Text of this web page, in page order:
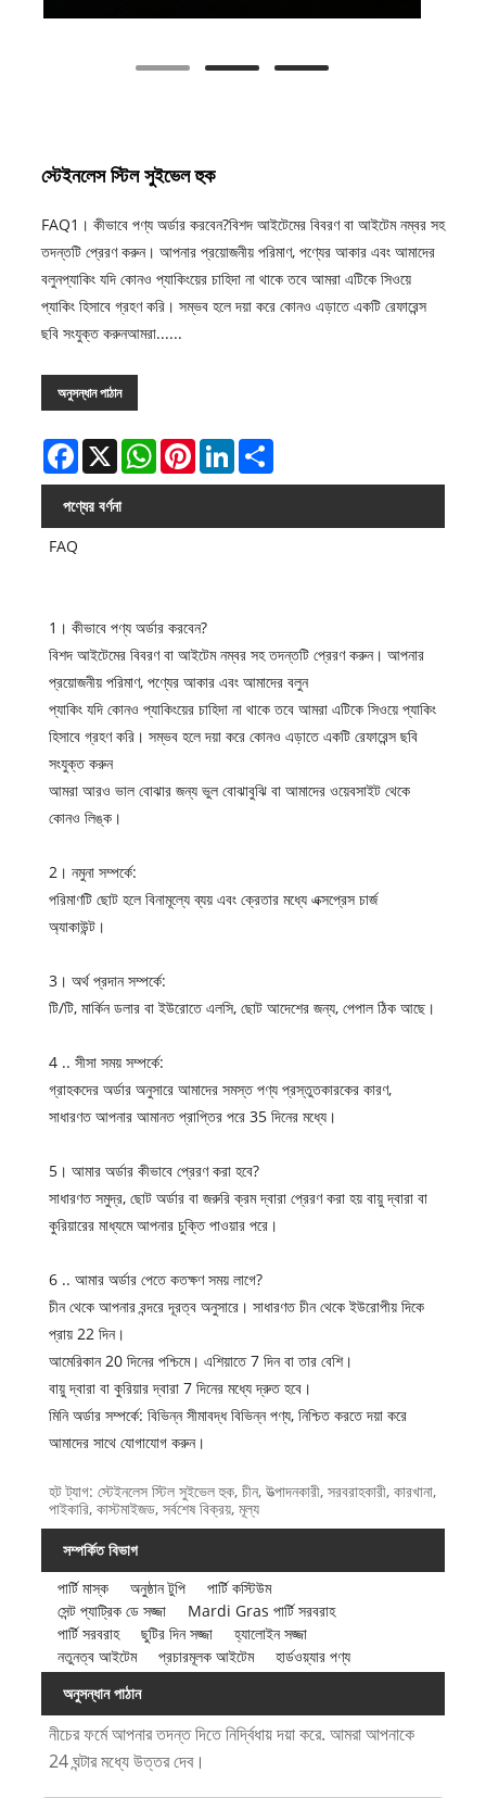
স্টেইনলেস স্টিল সুইভেল হুক
FAQ1। কীভাবে পণ্য অর্ডার করবেন?বিশদ আইটেমের বিবরণ বা আইটেম নম্বর সহ
তদন্তটি প্রেরণ করুন। আপনার প্রয়োজনীয় পরিমাণ, পণ্যের আকার এবং আমাদের
বলুনপ্যাকিং যদি কোনও প্যাকিংয়ের চাহিদা না থাকে তবে আমরা এটিকে সিওয়ে
প্যাকিং হিসাবে গ্রহণ করি। সম্ভব হলে দয়া করে কোনও এড়াতে একটি রেফারেন্স
ছবি সংযুক্ত করুনআমরা......
অনুসন্ধান পাঠান
Facebook
X WhatsAppPinterestLinkedInShare
পণ্যের বর্ণনা
FAQ
1। কীভাবে পণ্য অর্ডার করবেন?
বিশদ আইটেমের বিবরণ বা আইটেম নম্বর সহ তদন্তটি প্রেরণ করুন। আপনার
প্রয়োজনীয় পরিমাণ, পণ্যের আকার এবং আমাদের বলুন
প্যাকিং যদি কোনও প্যাকিংয়ের চাহিদা না থাকে তবে আমরা এটিকে সিওয়ে প্যাকিং
হিসাবে গ্রহণ করি। সম্ভব হলে দয়া করে কোনও এড়াতে একটি রেফারেন্স ছবি
সংযুক্ত করুন
আমরা আরও ভাল বোঝার জন্য ভুল বোঝাবুঝি বা আমাদের ওয়েবসাইট থেকে
কোনও লিঙ্ক।
2। নমুনা সম্পর্কে:
পরিমাণটি ছোট হলে বিনামূল্যে ব্যয় এবং ক্রেতার মধ্যে এক্সপ্রেস চার্জ
অ্যাকাউন্ট।
3। অর্থ প্রদান সম্পর্কে:
টি/টি, মার্কিন ডলার বা ইউরোতে এলসি, ছোট আদেশের জন্য, পেপাল ঠিক আছে।
4 .. সীসা সময় সম্পর্কে:
গ্রাহকদের অর্ডার অনুসারে আমাদের সমস্ত পণ্য প্রস্তুতকারকের কারণ,
সাধারণত আপনার আমানত প্রাপ্তির পরে 35 দিনের মধ্যে।
5। আমার অর্ডার কীভাবে প্রেরণ করা হবে?
সাধারণত সমুদ্র, ছোট অর্ডার বা জরুরি ক্রম দ্বারা প্রেরণ করা হয় বায়ু দ্বারা বা
কুরিয়ারের মাধ্যমে আপনার চুক্তি পাওয়ার পরে।
6 .. আমার অর্ডার পেতে কতক্ষণ সময় লাগে?
চীন থেকে আপনার বন্দরে দূরত্ব অনুসারে। সাধারণত চীন থেকে ইউরোপীয় দিকে
প্রায় 22 দিন।
আমেরিকান 20 দিনের পশ্চিমে। এশিয়াতে 7 দিন বা তার বেশি।
বায়ু দ্বারা বা কুরিয়ার দ্বারা 7 দিনের মধ্যে দ্রুত হবে।
মিনি অর্ডার সম্পর্কে: বিভিন্ন সীমাবদ্ধ বিভিন্ন পণ্য, নিশ্চিত করতে দয়া করে
আমাদের সাথে যোগাযোগ করুন।
হট ট্যাগ: স্টেইনলেস স্টিল সুইভেল হুক, চীন, উত্পাদনকারী, সরবরাহকারী, কারখানা,
পাইকারি, কাস্টমাইজড, সর্বশেষ বিক্রয়, মূল্য
সম্পর্কিত বিভাগ
পার্টি মাস্ক
অনুষ্ঠান টুপি
পার্টি কস্টিউম
সেন্ট প্যাট্রিক ডে সজ্জা
Mardi Gras পার্টি সরবরাহ
পার্টি সরবরাহ
ছুটির দিন সজ্জা
হ্যালোইন সজ্জা
নতুনত্ব আইটেম
প্রচারমূলক আইটেম
হার্ডওয়্যার পণ্য
অনুসন্ধান পাঠান
নীচের ফর্মে আপনার তদন্ত দিতে নির্দ্বিধায় দয়া করে. আমরা আপনাকে
24 ঘন্টার মধ্যে উত্তর দেব।